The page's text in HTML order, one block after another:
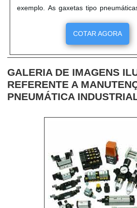
exemplo. As gaxetas tipo
vedação desses equipamentos para
corretamente, sendo o principal
desses sistemas. Sobre o sistema
sistema pneumático
normalmente ar compr....
COTAR AGORA
GALERIA DE IMAGENS
REFERENTE A
PNEUMÁTICA